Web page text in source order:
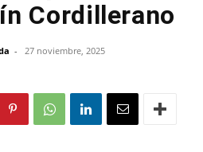
Cordillerano
- 27 noviembre, 2025